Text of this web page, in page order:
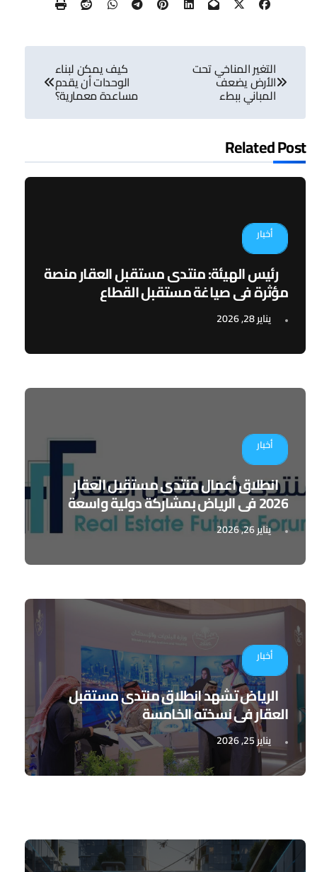
تصفّح
المقالات
التغير المناخي تحت
الأرض يضعف
المباني ببطء
كيف يمكن لبناء
الوحدات أن يقدم
مساعدة معمارية؟
Related Post
أخبار
رئيس الهيئة: منتدى مستقبل العقار منصة
مؤثرة في صياغة مستقبل القطاع
يناير 28, 2026
أخبار
انطلاق أعمال منتدى مستقبل العقار
2026 في الرياض بمشاركة دولية واسعة
يناير 26, 2026
أخبار
الرياض تشهد انطلاق منتدى مستقبل
العقار في نسخته الخامسة
يناير 25, 2026